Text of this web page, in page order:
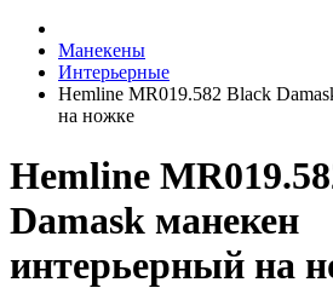
Манекены
Интерьерные
Hemline MR019.582 Black
на ножке
Hemline
Damask манекен
интерьерный на